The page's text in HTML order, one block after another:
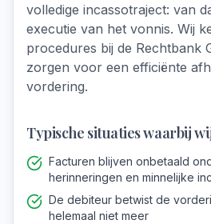
volledige incassotraject: van
executie van het vonnis. Wij
procedures bij de Rechtbank
zorgen voor een efficiënte
vordering.
Typische situaties waarbij
Facturen blijven onbetaald
herinneringen en minnelijke
De debiteur betwist de
helemaal niet meer